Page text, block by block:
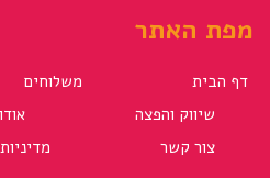
מפת האתר
דף הבית
משלוחים
שיווק והפצה
צור קשר